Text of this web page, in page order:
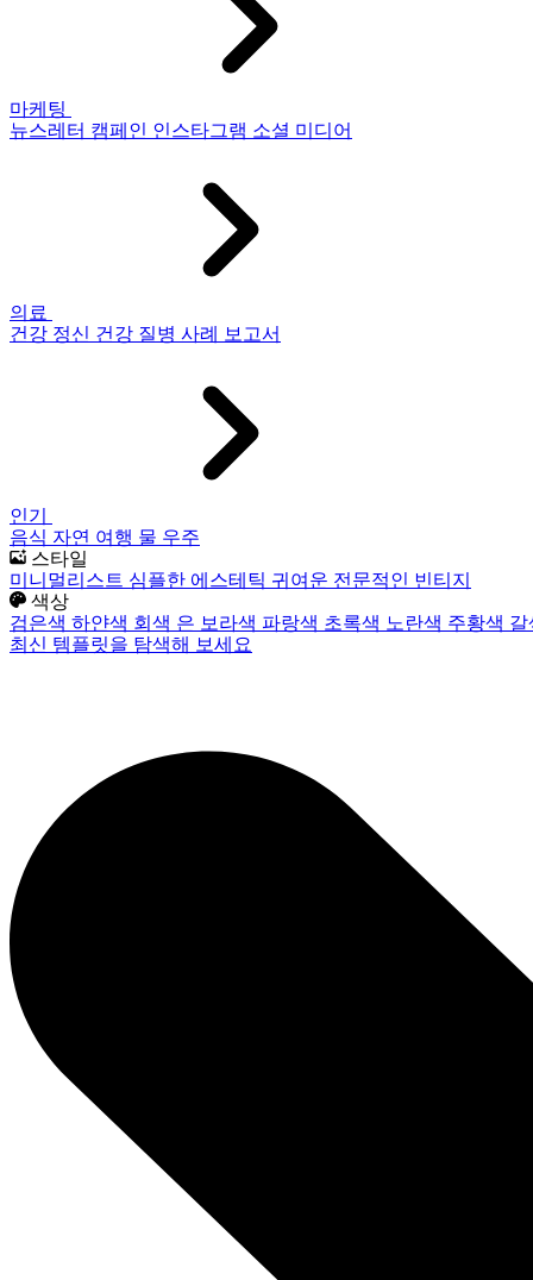
마케팅
뉴스레터 캠페인 인스타그램 소셜 미디어
의료
건강 정신 건강 질병 사례 보고서
인기
음식 자연 여행 물 우주
스타일
미니멀리스트 심플한 에스테틱 귀여운 전문적인 빈티지
색상
검은색 하얀색 회색 은 보라색 파랑색 초록색 노란색 주황색
최신 템플릿을 탐색해 보세요